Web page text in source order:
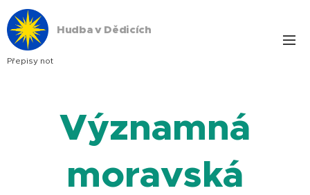
Hudba v Dědicích
Přepisy not
Významná
moravská